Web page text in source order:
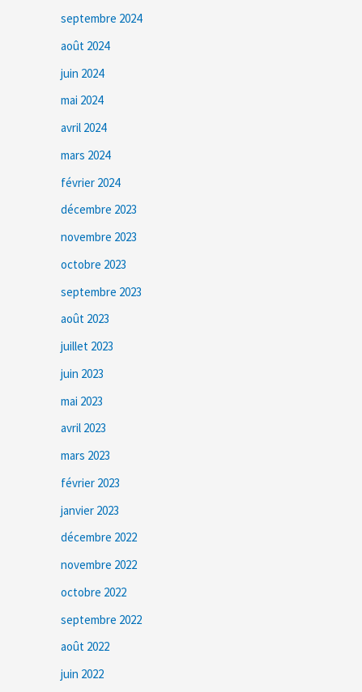
septembre 2024
août 2024
juin 2024
mai 2024
avril 2024
mars 2024
février 2024
décembre 2023
novembre 2023
octobre 2023
septembre 2023
août 2023
juillet 2023
juin 2023
mai 2023
avril 2023
mars 2023
février 2023
janvier 2023
décembre 2022
novembre 2022
octobre 2022
septembre 2022
août 2022
juin 2022